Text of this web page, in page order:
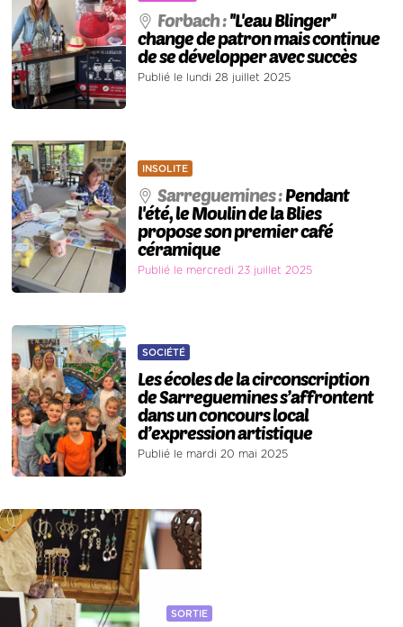
Forbach :''L'eau Blinger''
change de patron mais continue
de se développer avec succès
Publié le lundi 28 juillet 2025
INSOLITE
Sarreguemines :Pendant
l'été, le Moulin de la Blies
propose son premier café
céramique
Publié le mercredi 23 juillet 2025
SOCIÉTÉ
Les écoles de la circonscription
de Sarreguemines s’affrontent
dans un concours local
d’expression artistique
Publié le mardi 20 mai 2025
SORTIE